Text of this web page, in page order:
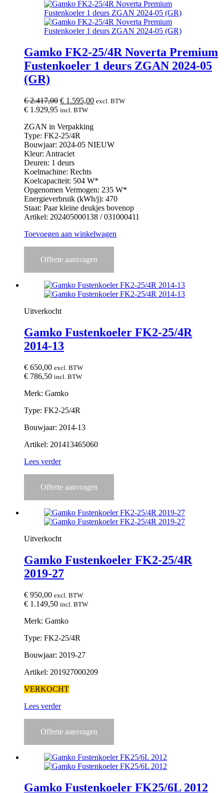
Gamko FK2-25/4R Noverta Premium
Fustenkoeler 1 deurs ZGAN 2024-05
(GR)
€2.417,00 Oorspronkelijke
prijs
€ 2.417,00.
€ 1.595,00Huidige
excl. BTW
€ 1.929,95 incl. BTW
ZGAN in Verpakking
Type: FK2-25/4R
Bouwjaar: 2024-05 NIEUW
Kleur: Antraciet
Deuren: 1 deurs
Koelmachine: Rechts
Koelcapaciteit: 504 W*
Opgenomen Vermogen: 235 W*
Energieverbruik (kWh/j): 470
Staat: Paar kleine deukjes bovenop
Artikel: 202405000138 / 031000411
Toevoegen aan winkelwagen
Offerte aanvragen
Uitverkocht
Gamko Fustenkoeler FK2-25/4R
2014-13
€ 650,00 excl. BTW
€ 786,50 incl. BTW
Merk: Gamko
Type: FK2-25/4R
Bouwjaar: 2014-13
Artikel: 201413465060
Lees verder
Offerte aanvragen
Uitverkocht
Gamko Fustenkoeler FK2-25/4R
2019-27
€ 950,00 excl. BTW
€ 1.149,50 incl. BTW
Merk: Gamko
Type: FK2-25/4R
Bouwjaar: 2019-27
Artikel: 201927000209
VERKOCHT
Lees verder
Offerte aanvragen
Gamko Fustenkoeler FK25/6L 2012